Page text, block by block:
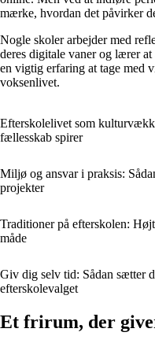
mærke, hvordan det påvirker
Nogle skoler arbejder med
deres digitale vaner og lærer
en vigtig erfaring at tage med
voksenlivet.
Efterskolelivet som
fællesskab spirer
Miljø og ansvar i praksis:
projekter
Traditioner på efterskolen:
måde
Giv dig selv tid: Sådan sætter
efterskolevalget
Et frirum, der